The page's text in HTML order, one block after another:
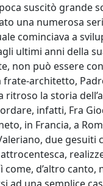
suscitò grande
una numerosa
cominciava a
ultimi anni della
non può essere
frate-architetto,
ritroso la storia
infatti, Fra
in Francia, a
due
come, d’altro